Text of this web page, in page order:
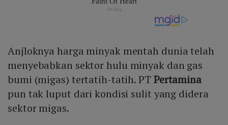
Anjloknya harga minyak mentah dunia telah
menyebabkan sektor hulu minyak dan gas
bumi (migas) tertatih-tatih. PTPertamina
pun tak luput dari kondisi sulit yang didera
sektor migas.